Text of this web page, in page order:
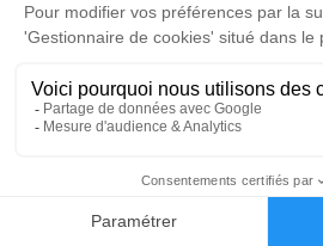
Faire-part
Cérémonie religieuse
Crématorium de Canet-en-
196 Avenue de Perpignan